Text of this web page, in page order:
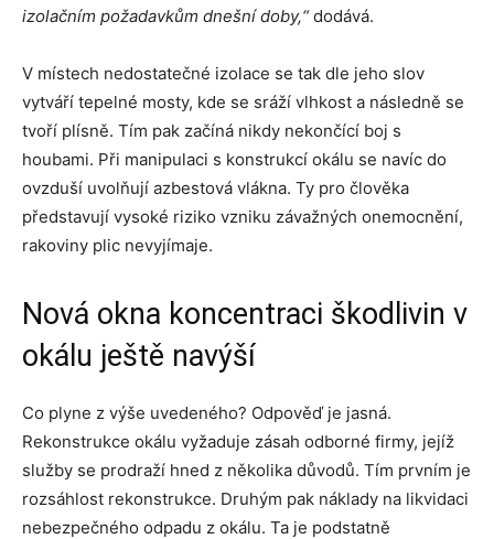
izolačním požadavkům dnešní doby,“dodává.
V místech nedostatečné izolace se tak dle jeho slov
vytváří tepelné mosty, kde se sráží vlhkost a následně se
tvoří plísně. Tím pak začíná nikdy nekončící boj s
houbami. Při manipulaci s konstrukcí okálu se navíc do
ovzduší uvolňují azbestová vlákna. Ty pro člověka
představují vysoké riziko vzniku závažných onemocnění,
rakoviny plic nevyjímaje.
Nová okna koncentraci škodlivin v
okálu ještě navýší
Co plyne z výše uvedeného? Odpověď je jasná.
Rekonstrukce okálu vyžaduje zásah odborné firmy, jejíž
služby se prodraží hned z několika důvodů. Tím prvním je
rozsáhlost rekonstrukce. Druhým pak náklady na likvidaci
nebezpečného odpadu z okálu. Ta je podstatně